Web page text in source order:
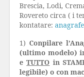
Brescia, Lodi,
Rovereto circa ( i
kontatare:
1) Conpilare
(ultimo modeło)
eTUTTO in
legibiłe) o con